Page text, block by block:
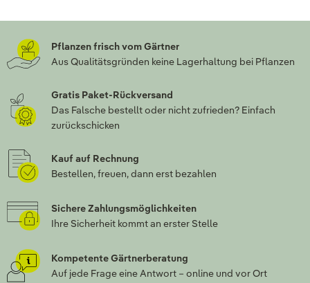
Pflanzen frisch vom Gärtner
Aus Qualitätsgründen keine Lagerhaltung bei Pflanzen
Gratis Paket-Rückversand
Das Falsche bestellt oder nicht zufrieden? Einfach
zurückschicken
Kauf auf Rechnung
Bestellen, freuen, dann erst bezahlen
Sichere Zahlungsmöglichkeiten
Ihre Sicherheit kommt an erster Stelle
Kompetente Gärtnerberatung
Auf jede Frage eine Antwort – online und vor Ort